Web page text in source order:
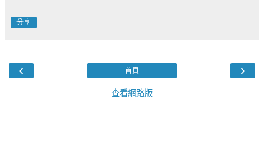
分享
‹ ›
首頁
查看網路版